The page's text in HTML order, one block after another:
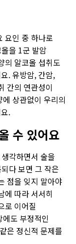
요인 중 하나로
을 1군 발암
의 알코올 섭취도
. 유방암, 간암,
간의 연관성이
상관없이 우리의
.
수 있어요
각하면서 술을
다 보면 그 작은
점을 잊지 말아야
에 따라 서서히
로 이어질
도 부정적인
은 정신적 문제를